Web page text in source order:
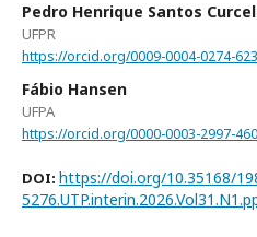
Pedro Henrique Santos Curcel
UFPR
https://orcid.org/0009-0004-0274-
Fábio Hansen
UFPA
https://orcid.org/0000-0003-2997-
DOI: https://doi.org/10.35168/